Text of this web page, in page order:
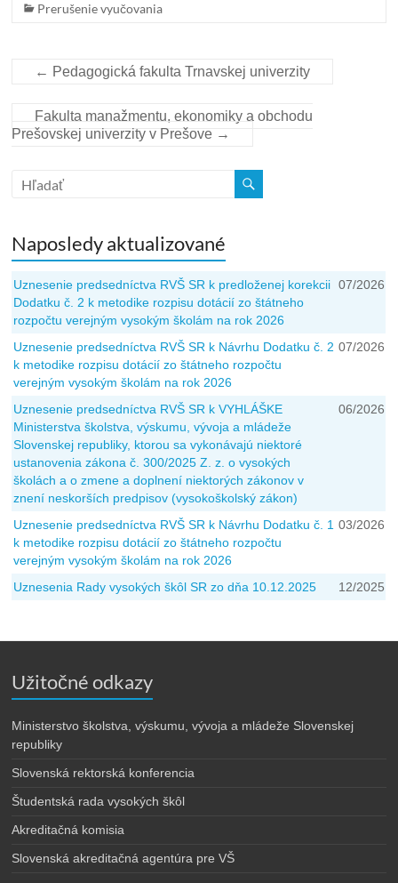
Prerušenie vyučovania
← Pedagogická fakulta Trnavskej univerzity
Fakulta manažmentu, ekonomiky a obchodu
Prešovskej univerzity v Prešove →
Naposledy aktualizované
Uznesenie predsedníctva RVŠ SR k predloženej korekcii
Dodatku č. 2 k metodike rozpisu dotácií zo štátneho
rozpočtu verejným vysokým školám na rok 2026
07/2026
Uznesenie predsedníctva RVŠ SR k Návrhu Dodatku č. 2
k metodike rozpisu dotácií zo štátneho rozpočtu
verejným vysokým školám na rok 2026
07/2026
Uznesenie predsedníctva RVŠ SR k VYHLÁŠKE
Ministerstva školstva, výskumu, vývoja a mládeže
Slovenskej republiky, ktorou sa vykonávajú niektoré
ustanovenia zákona č. 300/2025 Z. z. o vysokých
školách a o zmene a doplnení niektorých zákonov v
znení neskorších predpisov (vysokoškolský zákon)
06/2026
Uznesenie predsedníctva RVŠ SR k Návrhu Dodatku č. 1
k metodike rozpisu dotácií zo štátneho rozpočtu
verejným vysokým školám na rok 2026
03/2026
Uznesenia Rady vysokých škôl SR zo dňa 10.12.2025 12/2025
Užitočné odkazy
Ministerstvo školstva, výskumu, vývoja a mládeže Slovenskej
republiky
Slovenská rektorská konferencia
Študentská rada vysokých škôl
Akreditačná komisia
Slovenská akreditačná agentúra pre VŠ